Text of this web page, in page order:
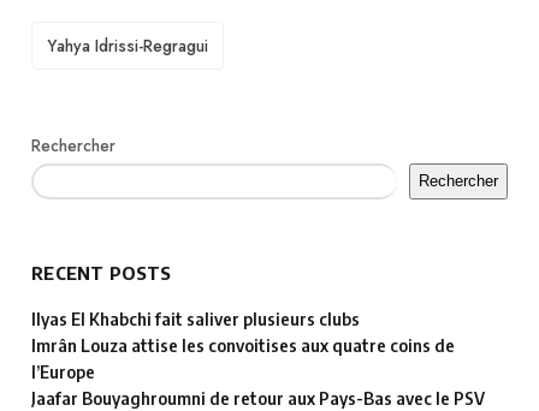
TAGS
Yahya Idrissi-Regragui
Rechercher
Rechercher
RECENT POSTS
Ilyas El Khabchi fait saliver plusieurs clubs
Imrân Louza attise les convoitises aux quatre coins de
l’Europe
Jaafar Bouyaghroumni de retour aux Pays-Bas avec le PSV